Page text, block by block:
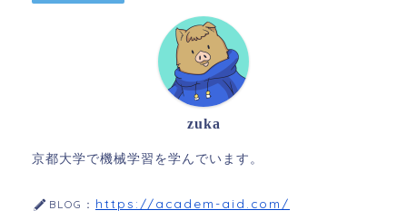
zuka
京都大学で機械学習を学んでいます。
BLOG： https://academ-aid.com/